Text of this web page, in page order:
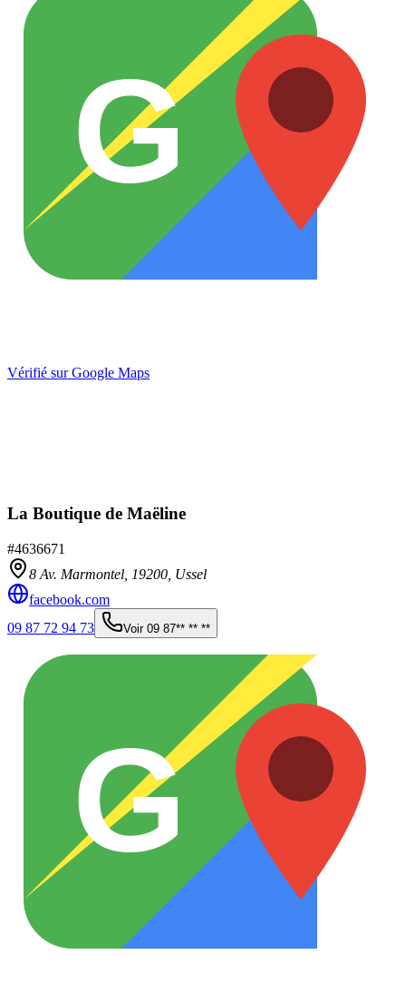
G
Vérifié sur Google Maps
La Boutique de Maëline
#4636671
8 Av. Marmontel, 19200 Ussel
facebook.com
09 87 72 94 73
Voir 09 87** ** **
G